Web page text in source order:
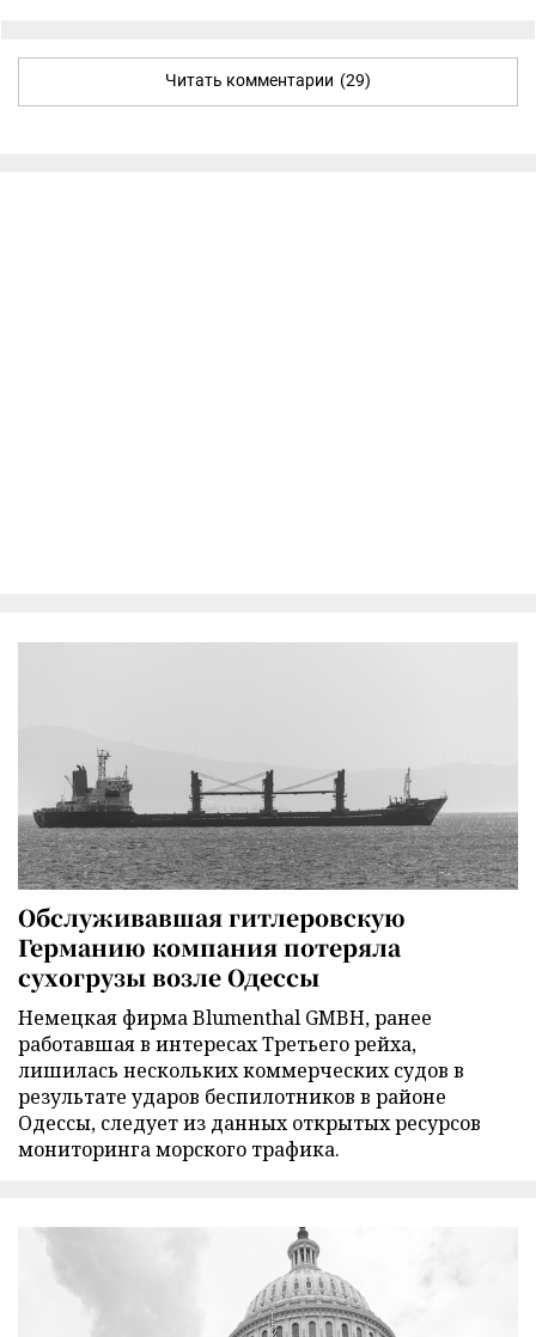
Читать комментарии (29)
Обслуживавшая гитлеровскую
Германию компания потеряла
сухогрузы возле Одессы
Немецкая фирма Blumenthal GMBH, ранее
работавшая в интересах Третьего рейха,
лишилась нескольких коммерческих судов в
результате ударов беспилотников в районе
Одессы, следует из данных открытых ресурсов
мониторинга морского трафика.